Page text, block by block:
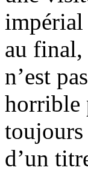
impérial
au final,
n’est
horrible
d’un